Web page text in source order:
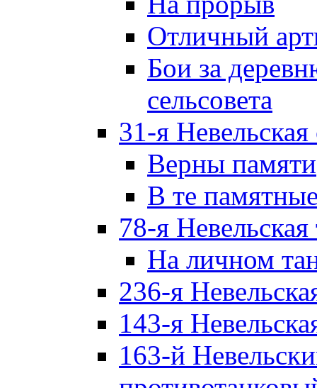
Отличный
Бои за
сельсовета
31-я Невельская
Верны памяти
В те
78-я Невельская
На личном
236-я
143-я
163-й